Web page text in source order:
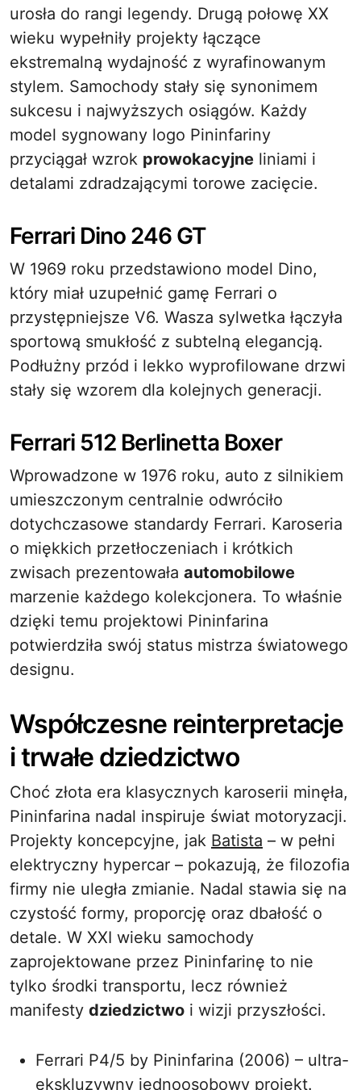
urosła do rangi legendy. Drugą połowę XX
wieku wypełniły projekty łączące
ekstremalną wydajność z wyrafinowanym
stylem. Samochody stały się synonimem
sukcesu i najwyższych osiągów. Każdy
model sygnowany logo Pininfariny
przyciągał wzrok prowokacyjne liniami i
detalami zdradzającymi torowe zacięcie.
Ferrari Dino 246 GT
W 1969 roku przedstawiono model Dino,
który miał uzupełnić gamę Ferrari o
przystępniejsze V6. Wasza sylwetka łączyła
sportową smukłość z subtelną elegancją.
Podłużny przód i lekko wyprofilowane drzwi
stały się wzorem dla kolejnych generacji.
Ferrari 512 Berlinetta Boxer
Wprowadzone w 1976 roku, auto z silnikiem
umieszczonym centralnie odwróciło
dotychczasowe standardy Ferrari. Karoseria
o miękkich przetłoczeniach i krótkich
zwisach prezentowała automobilowe
marzenie każdego kolekcjonera. To właśnie
dzięki temu projektowi Pininfarina
potwierdziła swój status mistrza światowego
designu.
Współczesne reinterpretacje
i trwałe dziedzictwo
Choć złota era klasycznych karoserii minęła,
Pininfarina nadal inspiruje świat motoryzacji.
Projekty koncepcyjne, jak Batista – w pełni
elektryczny hypercar – pokazują, że filozofia
firmy nie uległa zmianie. Nadal stawia się na
czystość formy, proporcję oraz dbałość o
detale. W XXI wieku samochody
zaprojektowane przez Pininfarinę to nie
tylko środki transportu, lecz również
manifesty dziedzictwo i wizji przyszłości.
Ferrari P4/5 by Pininfarina (2006) – ultra-
ekskluzywny jednoosobowy projekt.